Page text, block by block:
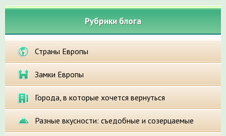
Рубрики блога
Страны Европы
Замки Европы
Города, в которые хочется вернуться
Разные вкусности: съедобные и созерцаемые